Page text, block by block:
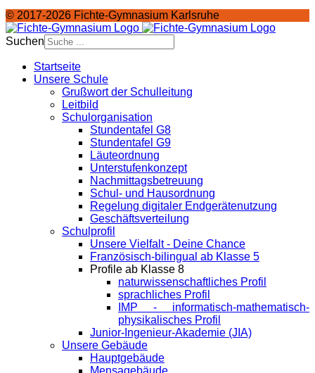
© 2017-2026 Fichte-Gymnasium Karlsruhe
Suchen
Startseite
Unsere Schule
Grußwort der Schulleitung
Leitbild
Schulorganisation
Stundentafel G8
Stundentafel G9
Läuteordnung
Unterstufenkonzept
Nachmittagsbetreuung
Schul- und Hausordnung
Regelung digitaler Endgeräte­nutzung
Geschäftsverteilung
Schulprofil
Unsere Vielfalt - Deine Chance
Französisch-bilingual ab Klasse 5
Profile ab Klasse 8
naturwissenschaftliches Profil
sprachliches Profil
IMP - informatisch-mathematisch-
physikalisches Profil
Junior-Ingenieur-Akademie (JIA)
Unsere Gebäude
Hauptgebäude
Mensagebäude